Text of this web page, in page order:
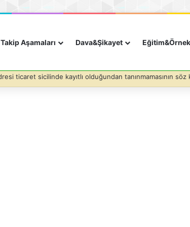
Takip Aşamaları Dava&Şikayet Eğitim&Örnek